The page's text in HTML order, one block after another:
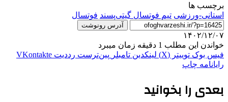
برچسب ها
استانی-ورزشی تیم فوتسال گیتی‌پسند فوتسال
آدرس رونوشت
۱۴۰۲/۱۲/۰۷
خواندن این مطلب 1 دقیقه زمان میبرد
فیس بوک توییتر (X) لینکدین ‫تامبلر ‫پین‌ترست ‫رددیت ‫VKontakte
رایانامه چاپ
بعدی را بخوانید